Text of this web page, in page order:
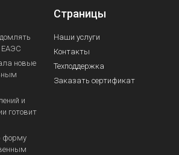
ЕАЭС
новые
и
готовит
форму
Страницы
Наши услуги
Контакты
Техподдержка
Заказать сертификат